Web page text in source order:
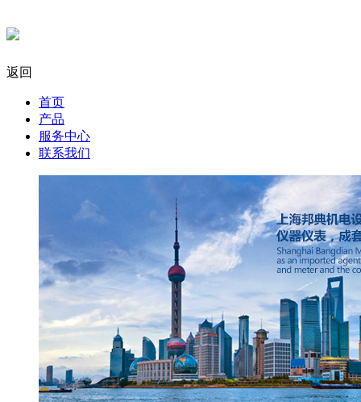
返回
首页
产品
服务中心
联系我们